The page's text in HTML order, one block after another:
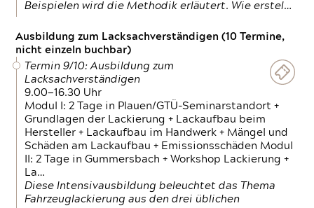
Beispielen wird die Methodik erläutert. Wie erstel…
Ausbildung zum Lacksachverständigen (10 Termine,
nicht einzeln buchbar)
Termin 9/10: Ausbildung zum
Lacksachverständigen
9.00—16.30 Uhr
Modul I: 2 Tage in Plauen/GTÜ-Seminarstandort +
Grundlagen der Lackierung + Lackaufbau beim
Hersteller + Lackaufbau im Handwerk + Mängel und
Schäden am Lackaufbau + Emissionsschäden Modul
II: 2 Tage in Gummersbach + Workshop Lackierung +
La…
Diese Intensivausbildung beleuchtet das Thema
Fahrzeuglackierung aus den drei üblichen